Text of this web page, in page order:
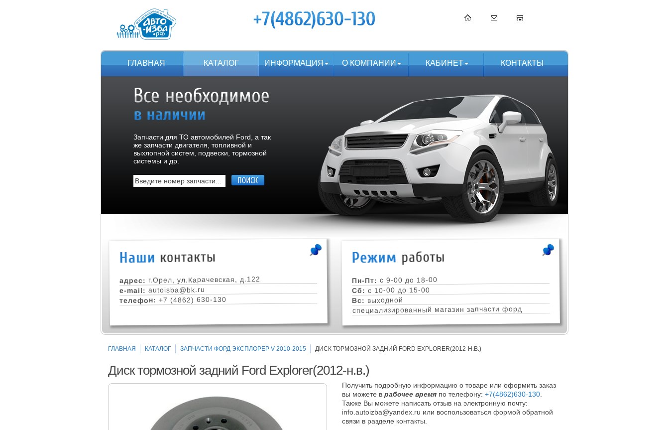
ГЛАВНАЯ КАТАЛОГ ИНФОРМАЦИЯ О КОМПАНИИ КАБИНЕТ КОНТАКТЫ
Запчасти для ТО автомобилей Ford, а так
же запчасти двигателя, топливной и
выхлопной систем, подвески, тормозной
системы и др.
адрес: г.Орел, ул.Карачевская, д.122
e-mail: autoisba@bk.ru
телефон: +7 (4862) 630-130
Пн-Пт: с 9-00 до 18-00
Сб: с 10-00 до 15-00
Вс: выходной
специализированный магазин запчасти форд
ГЛАВНАЯ КАТАЛОГ ЗАПЧАСТИ ФОРД ЭКСПЛОРЕР V 2010-2015 ДИСК ТОРМОЗНОЙ ЗАДНИЙ FORD EXPLORER(2012-Н.В.)
Диск тормозной задний Ford Explorer(2012-н.в.)
Получить подробную информацию о товаре или оформить заказ
вы можете в рабочее время по телефону: +7(4862)630-130
Также Вы можете написать отзыв на электронную почту:
info.autoizba@yandex.ru или воспользоваться формой обратной
связи в разделе контакты.